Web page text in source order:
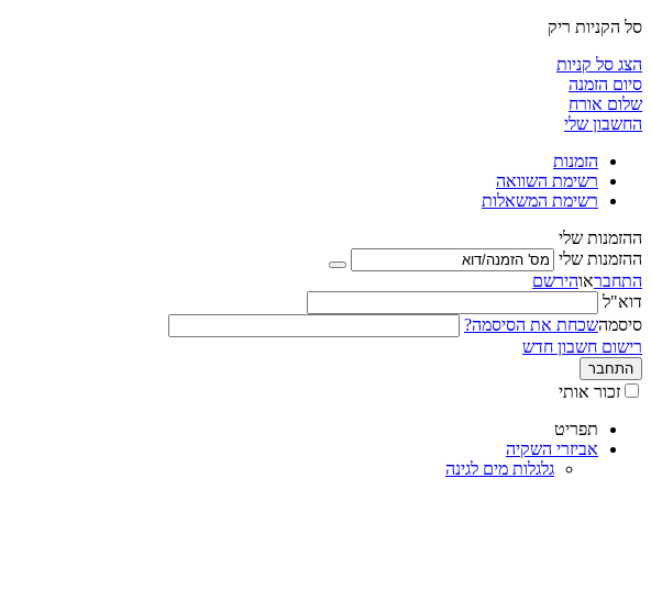
סל הקניות ריק
הצג סל קניות
סיום הזמנה
שלום אורח
החשבון שלי
הזמנות
רשימת השוואה
רשימת המשאלות
ההזמנות שלי
ההזמנות שלי
התחבראוהירשם
דוא"ל
סיסמהשכחת את הסיסמה?
רישום חשבון חדש
התחבר
זכור אותי
תפריט
אביזרי השקיה
גלגלות מים לגינה